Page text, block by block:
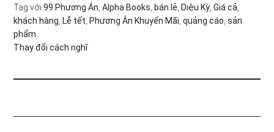
Tag với:99 Phương Án,Alpha Books, bán lẻ, Diệu Kỳ,Giá cả,
khách hàng, Lễ tết, Phương Án Khuyến Mãi,quảng cáo,sản
phẩm
Thay đổi cách nghĩ